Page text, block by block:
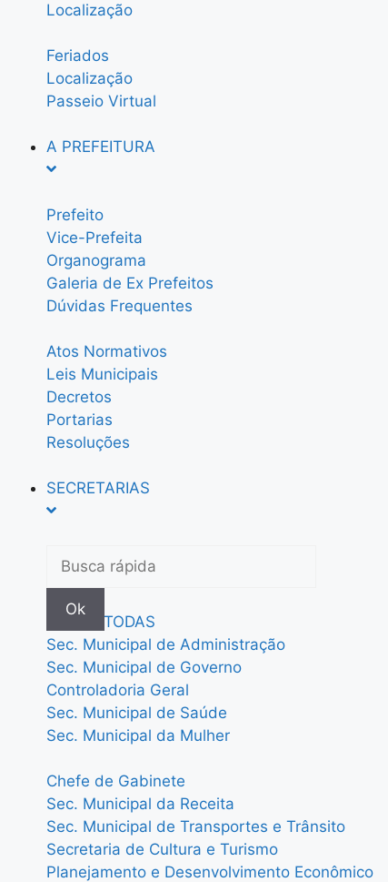
Localização
Feriados
Localização
Passeio Virtual
A PREFEITURA
Prefeito
Vice-Prefeita
Organograma
Galeria de Ex Prefeitos
Dúvidas Frequentes
Atos Normativos
Leis Municipais
Decretos
Portarias
Resoluções
SECRETARIAS
Ok
LISTAR TODAS
Sec. Municipal de Administração
Sec. Municipal de Governo
Controladoria Geral
Sec. Municipal de Saúde
Sec. Municipal da Mulher
Chefe de Gabinete
Sec. Municipal da Receita
Sec. Municipal de Transportes e Trânsito
Secretaria de Cultura e Turismo
Planejamento e Desenvolvimento Econômico